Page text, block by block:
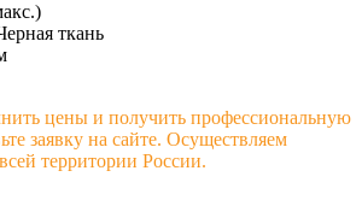
ткань
цены и получить профессиональную
заявку на сайте. Осуществляем
территории России.